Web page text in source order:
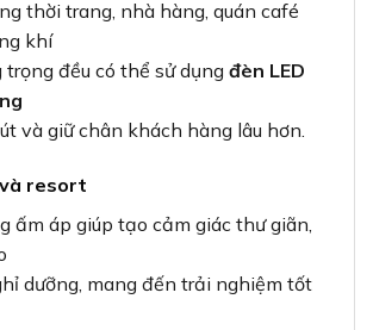
thời trang, nhà hàng, quán café
khí
trọng đều có thể sử dụng đèn LED
và giữ chân khách hàng lâu hơn.
resort
ấm áp giúp tạo cảm giác thư giãn,
dưỡng, mang đến trải nghiệm tốt